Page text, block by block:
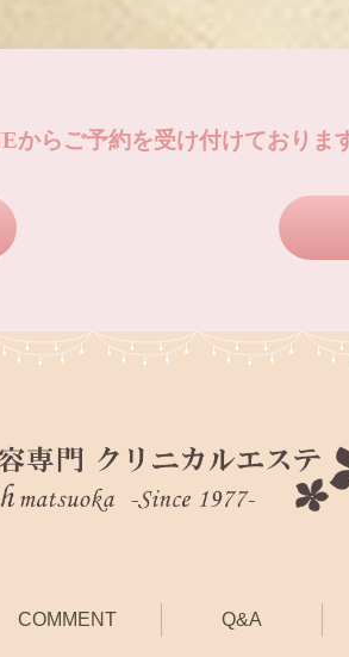
からご予約を受け付けておりま
COMMENT Q&A